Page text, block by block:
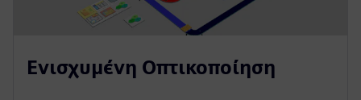
Ενισχυμένη Οπτικοποίηση